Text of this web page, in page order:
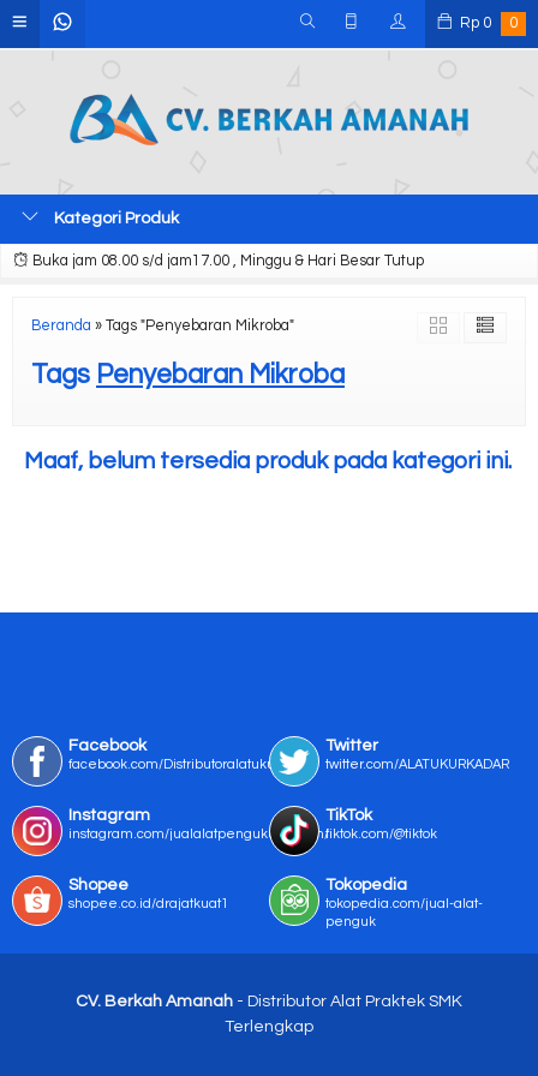
Rp 0 0
Kategori Produk
Buka jam 08.00 s/d jam17.00 , Minggu & Hari Besar Tutup
Beranda » Tags "Penyebaran Mikroba"
Tags Penyebaran Mikroba
Maaf, belum tersedia produk pada kategori ini.
Facebook
facebook.com/Distributoralatukur
Twitter
twitter.com/ALATUKURKADAR
Instagram
instagram.com/jualalatpengukurmurah/
TikTok
tiktok.com/@tiktok
Shopee
shopee.co.id/drajatkuat1
Tokopedia
tokopedia.com/jual-alat-
penguk
CV. Berkah Amanah - Distributor Alat Praktek SMK
Terlengkap